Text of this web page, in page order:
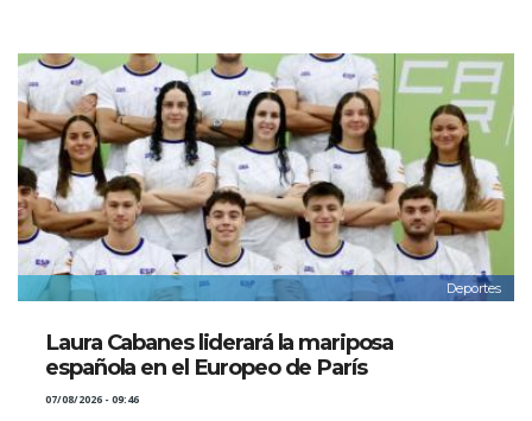
Deportes
Laura Cabanes liderará la mariposa
española en el Europeo de París
07/08/2026 - 09:46